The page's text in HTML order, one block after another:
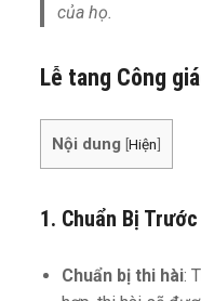
của họ.
Lễ tang Công
Nội dung [Hiện]
1. Chuẩn Bị
Chuẩn bị thi hài: